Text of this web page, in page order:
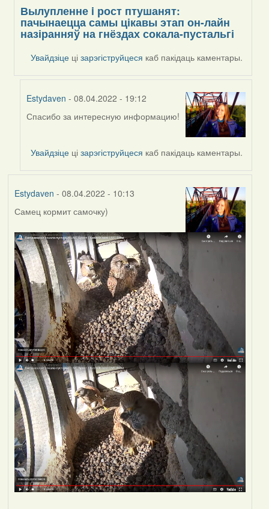
Вылупленне i рост птушанят:
пачынаецца самы цікавы этап он-лайн
назіранняў на гнёздах сокала-пустальгі
Увайдзіце цізарэгіструйцеся каб пакідаць каментары.
Estydaven - 08.04.2022 - 19:12
In
by
Harrier
Спасибо за интересную информацию!
Увайдзіце цізарэгіструйцеся каб пакідаць каментары.
Estydaven - 08.04.2022 - 10:13
Самец кормит самочку)